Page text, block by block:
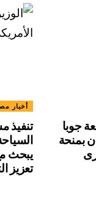
جوبا
بمنحة
أخبار
تنفيذ
يبحث
تعزيز